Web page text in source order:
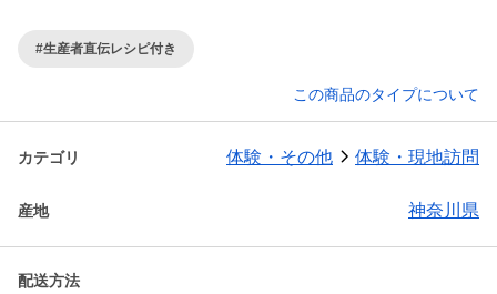
#生産者直伝レシピ付き
この商品のタイプについて
カテゴリ 体験・その他 体験・現地訪問
産地 神奈川県
配送方法